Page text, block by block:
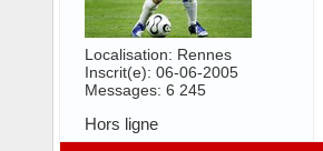
Localisation: Rennes
Inscrit(e): 06-06-2005
Messages: 6 245
Hors ligne